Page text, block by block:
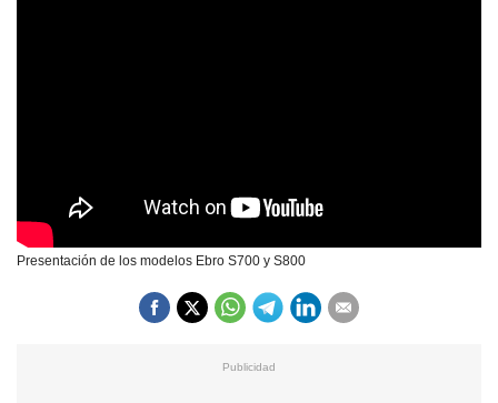
Presentación de los modelos Ebro S700 y S800